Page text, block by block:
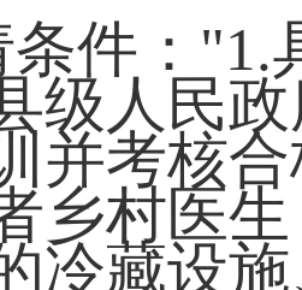
条件："1.
级人民
并考核
乡村医
冷藏设